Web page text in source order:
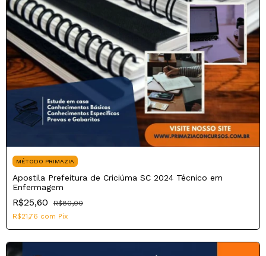
MÉTODO PRIMAZIA
Apostila Prefeitura de Criciúma SC 2024 Técnico em
Enfermagem
R$25,60
R$80,00
R$21,76 com Pix